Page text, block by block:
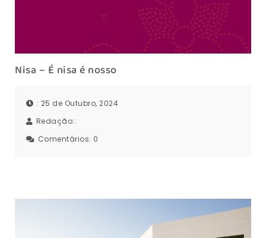
Nisa – É nisa é nosso
: 25 de Outubro, 2024
Redação::
Comentários: 0